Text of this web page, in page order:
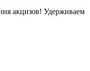
акцизов! Удерживаем